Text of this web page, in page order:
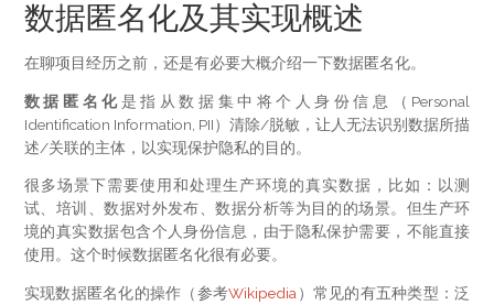
数据匿名化及其实现概述
在聊项目经历之前，还是有必要大概介绍一下数据匿名化。
数据匿名化是指从数据集中将个人身份信息（Personal
Identification Information, PII）清除/脱敏，让人无法识别数据所描
述/关联的主体，以实现保护隐私的目的。
很多场景下需要使用和处理生产环境的真实数据，比如：以测
试、培训、数据对外发布、数据分析等为目的的场景。但生产环
境的真实数据包含个人身份信息，由于隐私保护需要，不能直接
使用。这个时候数据匿名化很有必要。
实现数据匿名化的操作（参考Wikipedia ）常见的有五种类型：泛